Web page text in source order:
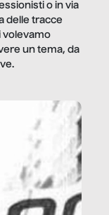
o in via
delle tracce
volevamo
un tema, da